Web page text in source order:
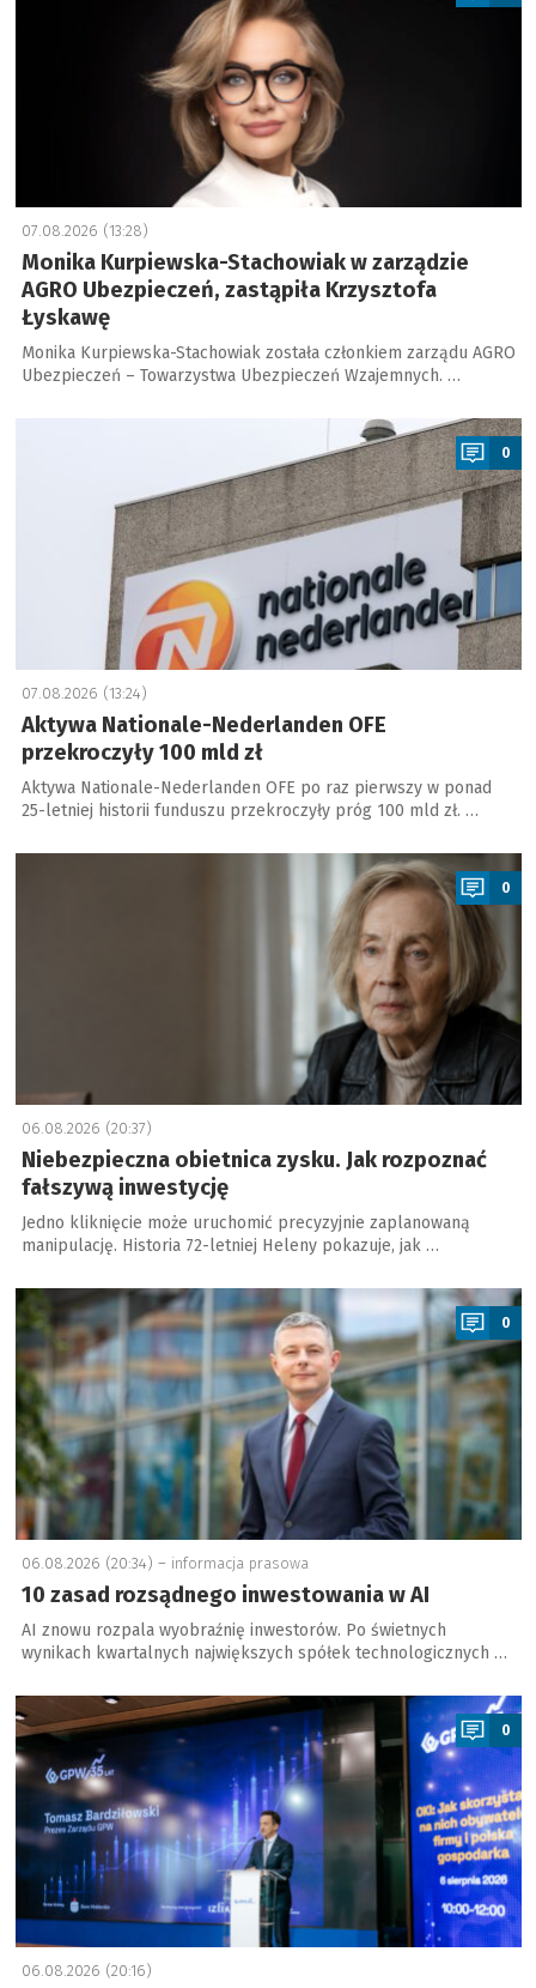
07.08.2026 (13:28)
Monika Kurpiewska-Stachowiak w zarządzie
AGRO Ubezpieczeń, zastąpiła Krzysztofa
Łyskawę
Monika Kurpiewska-Stachowiak została członkiem zarządu AGRO
Ubezpieczeń – Towarzystwa Ubezpieczeń Wzajemnych. …
0
07.08.2026 (13:24)
Aktywa Nationale-Nederlanden OFE
przekroczyły 100 mld zł
Aktywa Nationale-Nederlanden OFE po raz pierwszy w ponad
25-letniej historii funduszu przekroczyły próg 100 mld zł. …
a
0
06.08.2026 (20:37)
Niebezpieczna obietnica zysku. Jak rozpoznać
fałszywą inwestycję
Jedno kliknięcie może uruchomić precyzyjnie zaplanowaną
manipulację. Historia 72-letniej Heleny pokazuje, jak …
a
0
06.08.2026 (20:34) – informacja prasowa
10 zasad rozsądnego inwestowania w AI
AI znowu rozpala wyobraźnię inwestorów. Po świetnych
wynikach kwartalnych największych spółek technologicznych …
a
0
06.08.2026 (20:16)